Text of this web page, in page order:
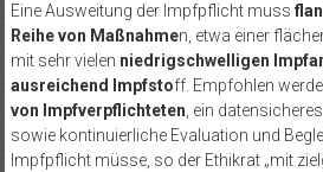
Eine Ausweitung der Impfpflicht muss
Reihe von Maßnahmen, etwa einer
mit sehr vielen niedrigschwelligen
ausreichend Impfstoff. Empfohlen
von Impfverpflichteten, ein
sowie kontinuierliche Evaluation und
Impfpflicht müsse, so der Ethikrat „mit